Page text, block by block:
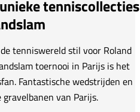
tenniscollecties
tenniswereld stil voor Roland
toernooi in Parijs is het
Fantastische wedstrijden en
gravelbanen van Parijs.